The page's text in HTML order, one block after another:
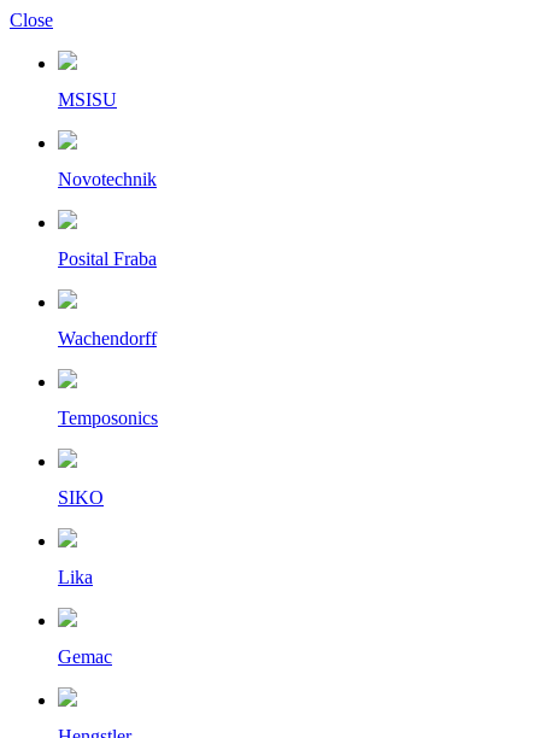
Close
MSISU
Novotechnik
Posital Fraba
Wachendorff
Temposonics
SIKO
Lika
Gemac